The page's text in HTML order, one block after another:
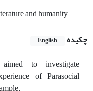
and humanity
چکیده
English
to investigate
of Parasocial